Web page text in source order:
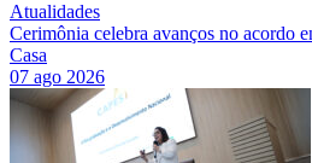
Atualidades
Cerimônia celebra avanços no acordo
Casa
07 ago 2026